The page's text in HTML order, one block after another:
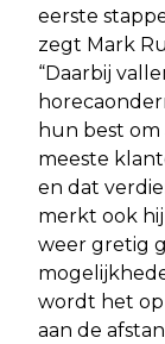
eerste
zegt Mark
“Daarbij
hun best om
meeste
en dat
merkt ook
weer gretig
wordt het
aan de